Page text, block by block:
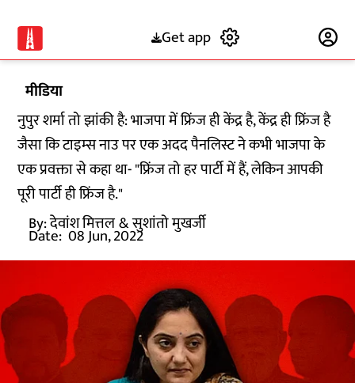
Get app
मीडिया
नुपुर शर्मा तो झांकी है: भाजपा में फ्रिंज ही केंद्र है, केंद्र ही फ्रिंज है
जैसा कि टाइम्स नाउ पर एक अदद पैनलिस्ट ने कभी भाजपा के
एक प्रवक्ता से कहा था- "फ्रिंज तो हर पार्टी में हैं, लेकिन आपकी
पूरी पार्टी ही फ्रिंज है."
By:देवांश मित्तल& सुशांतो मुखर्जी
Date: 08 Jun, 2022